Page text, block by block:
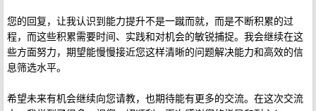
您的回复，让我认识到能力提升不是一蹴而就，而是不断积累的过
程，而这些积累需要时间、实践和对机会的敏锐捕捉。我会继续在这
些方面努力，期望能慢慢接近您这样清晰的问题解决能力和高效的信
息筛选水平。
希望未来有机会继续向您请教，也期待能有更多的交流。在这次交流